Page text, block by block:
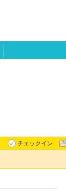
チェックイン